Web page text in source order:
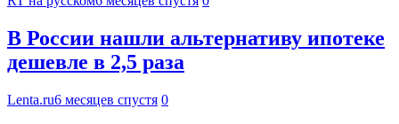
В России нашли альтернативу ипотеке
дешевле в 2,5 раза
Lenta.ru6 месяцев спустя 0